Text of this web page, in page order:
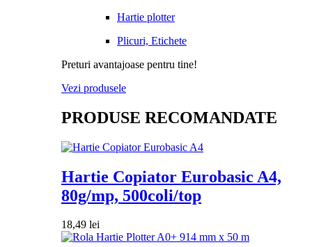
Hartie plotter
Plicuri, Etichete
Preturi avantajoase pentru tine!
Vezi produsele
PRODUSE RECOMANDATE
Hartie Copiator Eurobasic A4,
80g/mp, 500coli/top
18,49 lei